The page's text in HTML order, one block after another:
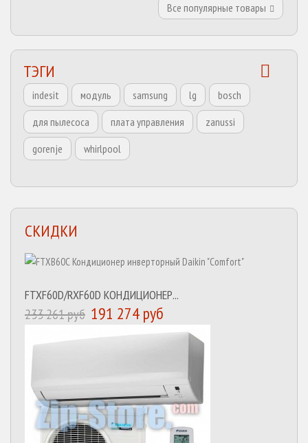
Все популярные товары
ТЭГИ
indesit модуль samsung lg
bosch
для пылесоса
плата управления
zanussi
gorenje
whirlpool
СКИДКИ
FTXF60D/RXF60D КОНДИЦИОНЕР...
233 261 руб 191 274 руб